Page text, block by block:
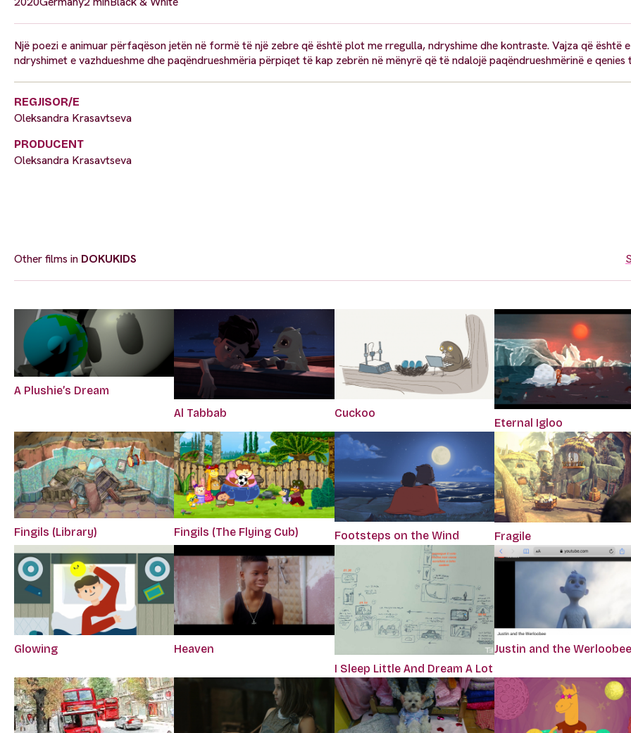
Një poezi e animuar përfaqëson jetën në formë të një zebre që është plot me rregulla, ndryshime dhe kontraste. Vajza që është
ndryshimet e vazhdueshme dhe paqëndrueshmëria përpiqet të kap zebrën në mënyrë që të ndalojë paqëndrueshmërinë e qenies
REGJISOR/E
Oleksandra Krasavtseva
PRODUCENT
Oleksandra Krasavtseva
Other films in DOKUKIDS
A Plushie’s Dream
Al Tabbab
Cuckoo
Eternal Igloo
Fingils (Library) Fingils (The Flying Cub) Footsteps on the Wind Fragile
Glowing
Heaven
I Sleep Little And Dream A Lot
Justin and the Werloobee